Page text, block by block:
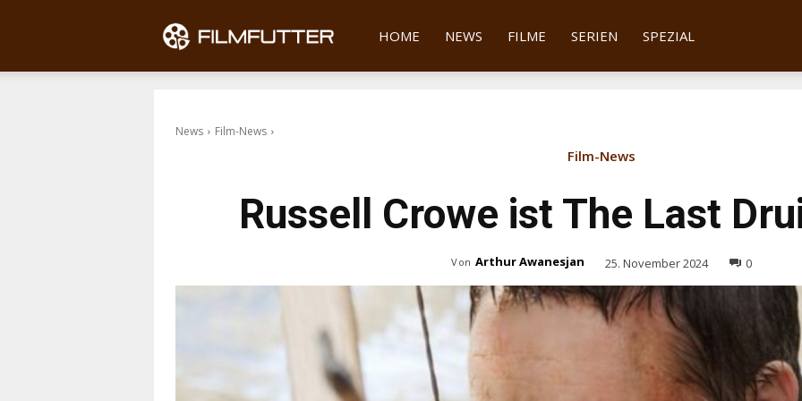
Filmfutter
HOME NEWS FILME SERIEN SPEZIAL
News Film-News
Film-News
Russell Crowe ist The Last
Von Arthur Awanesjan 25. November 2024 0